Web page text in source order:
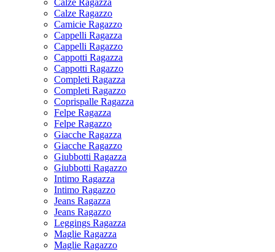
Calze Ragazzo
Camicie Ragazzo
Cappelli Ragazza
Cappelli Ragazzo
Cappotti Ragazza
Cappotti Ragazzo
Completi Ragazza
Completi Ragazzo
Coprispalle Ragazza
Felpe Ragazza
Felpe Ragazzo
Giacche Ragazza
Giacche Ragazzo
Giubbotti Ragazza
Giubbotti Ragazzo
Intimo Ragazza
Intimo Ragazzo
Jeans Ragazza
Jeans Ragazzo
Leggings Ragazza
Maglie Ragazza
Maglie Ragazzo